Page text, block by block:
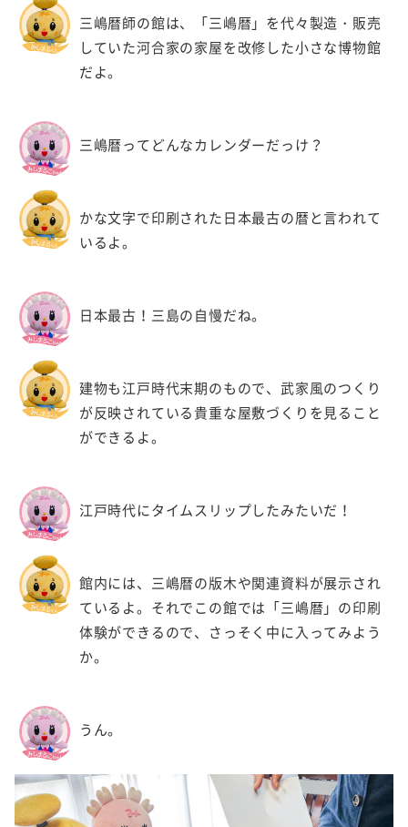
三嶋暦師の館は、「三嶋暦」を代々製造・販売
していた河合家の家屋を改修した小さな博物館
だよ。
三嶋暦ってどんなカレンダーだっけ？
かな文字で印刷された日本最古の暦と言われて
いるよ。
日本最古！三島の自慢だね。
建物も江戸時代末期のもので、武家風のつくり
が反映されている貴重な屋敷づくりを見ること
ができるよ。
江戸時代にタイムスリップしたみたいだ！
館内には、三嶋暦の版木や関連資料が展示され
ているよ。それでこの館では「三嶋暦」の印刷
体験ができるので、さっそく中に入ってみよう
か。
うん。